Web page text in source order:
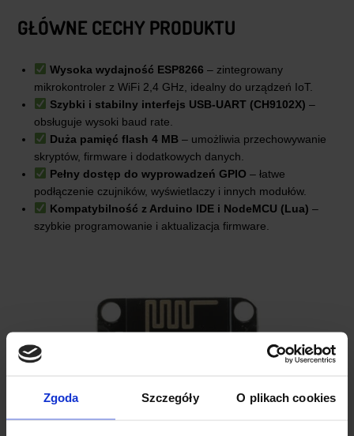
Zgoda Szczegóły O plikach cookies
GŁÓWNE CECHY PRODUKTU
Wysoka wydajność ESP8266 – zintegrowany
mikrokontroler z WiFi 2,4 GHz, idealny do urządzeń IoT.
Szybki i stabilny interfejs USB-UART (CH9102X) –
obsługuje wysoki baud rate.
Duża pamięć flash 4 MB– umożliwia przechowywanie
skryptów, firmware i dodatkowych danych.
Pełny dostęp do wyprowadzeń GPIO – łatwe
podłączenie czujników, wyświetlaczy i innych modułów.
Kompatybilność z Arduino IDE i NodeMCU (Lua) –
szybkie programowanie i aktualizacja firmware.